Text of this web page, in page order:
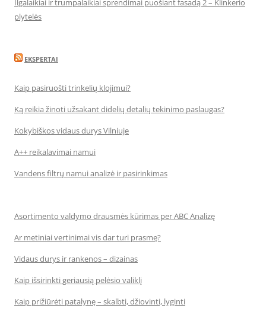
Ilgalaikiai ir trumpalaikiai sprendimai puošiant fasadą 2 – Klinkerio
plytelės
EKSPERTAI
Kaip pasiruošti trinkelių klojimui?
Ką reikia žinoti užsakant didelių detalių tekinimo paslaugas?
Kokybiškos vidaus durys Vilniuje
A++ reikalavimai namui
Vandens filtrų namui analizė ir pasirinkimas
Asortimento valdymo drausmės kūrimas per ABC Analizę
Ar metiniai vertinimai vis dar turi prasmę?
Vidaus durys ir rankenos – dizainas
Kaip išsirinkti geriausią pelėsio valiklį
Kaip prižiūrėti patalynę – skalbti, džiovinti, lyginti